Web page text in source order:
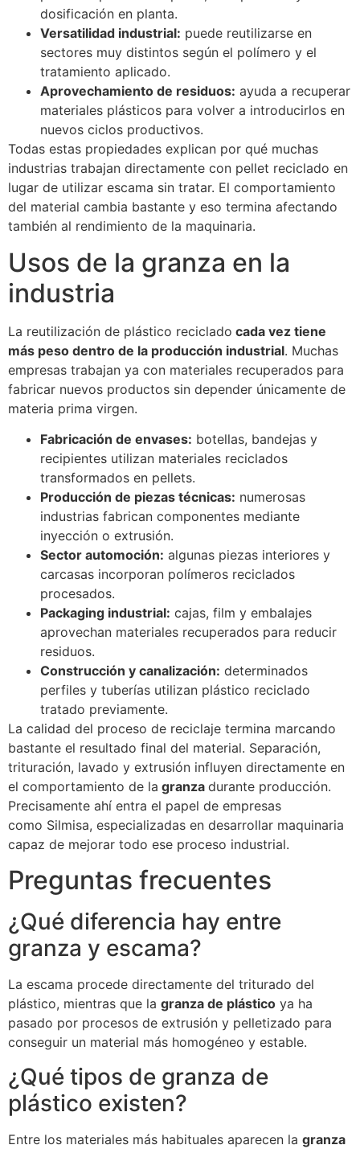
dosificación en planta.
Versatilidad industrial: puede reutilizarse en
sectores muy distintos según el polímero y el
tratamiento aplicado.
Aprovechamiento de residuos: ayuda a recuperar
materiales plásticos para volver a introducirlos en
nuevos ciclos productivos.
Todas estas propiedades explican por qué muchas
industrias trabajan directamente con pellet reciclado en
lugar de utilizar escama sin tratar. El comportamiento
del material cambia bastante y eso termina afectando
también al rendimiento de la maquinaria.
Usos de la granza en la
industria
La reutilización de plástico reciclado cada vez tiene
más peso dentro de la producción industrial. Muchas
empresas trabajan ya con materiales recuperados para
fabricar nuevos productos sin depender únicamente de
materia prima virgen.
Fabricación de envases: botellas, bandejas y
recipientes utilizan materiales reciclados
transformados en pellets.
Producción de piezas técnicas: numerosas
industrias fabrican componentes mediante
inyección o extrusión.
Sector automoción: algunas piezas interiores y
carcasas incorporan polímeros reciclados
procesados.
Packaging industrial: cajas, film y embalajes
aprovechan materiales recuperados para reducir
residuos.
Construcción y canalización: determinados
perfiles y tuberías utilizan plástico reciclado
tratado previamente.
La calidad del proceso de reciclaje termina marcando
bastante el resultado final del material. Separación,
trituración, lavado y extrusión influyen directamente en
el comportamiento de la granza durante producción.
Precisamente ahí entra el papel de empresas
como Silmisa, especializadas en desarrollar maquinaria
capaz de mejorar todo ese proceso industrial.
Preguntas frecuentes
¿Qué diferencia hay entre
granza y escama?
La escama procede directamente del triturado del
plástico, mientras que la granza de plástico ya ha
pasado por procesos de extrusión y pelletizado para
conseguir un material más homogéneo y estable.
¿Qué tipos de granza de
plástico existen?
Entre los materiales más habituales aparecen la granza